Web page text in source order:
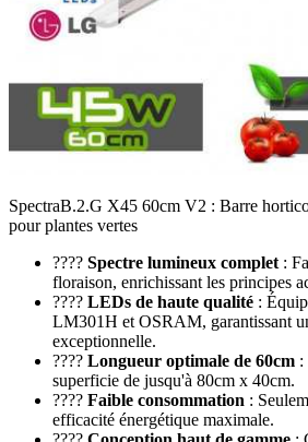
SpectraB.2.G X45 60cm V2 : Barre
pour plantes vertes
???? Spectre lumineux complet :
floraison, enrichissant les principes
???? LEDs de haute qualité :
LM301H et OSRAM, garantissant
exceptionnelle.
???? Longueur optimale de 60cm :
superficie de jusqu'à 80cm x 40cm.
???? Faible consommation :
efficacité énergétique maximale.